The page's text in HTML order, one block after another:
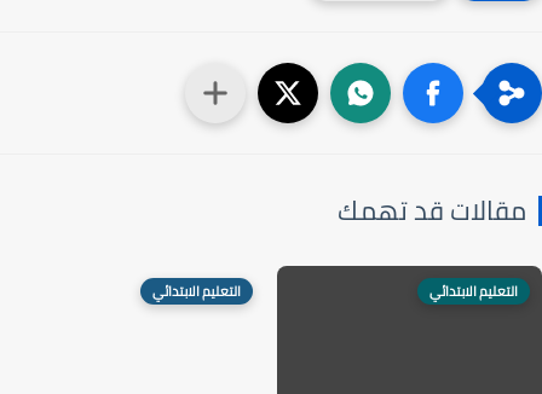
قد تهمك
التعليم الابتدائي التعليم الابتدائي